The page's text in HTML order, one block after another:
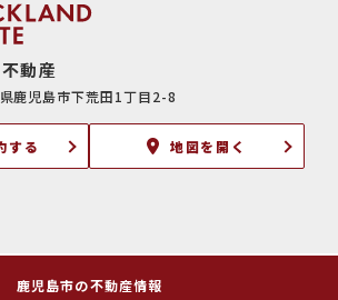
動産
鹿児島市下荒田1丁目2-8
する 地図を開く
鹿児島市の不動産情報